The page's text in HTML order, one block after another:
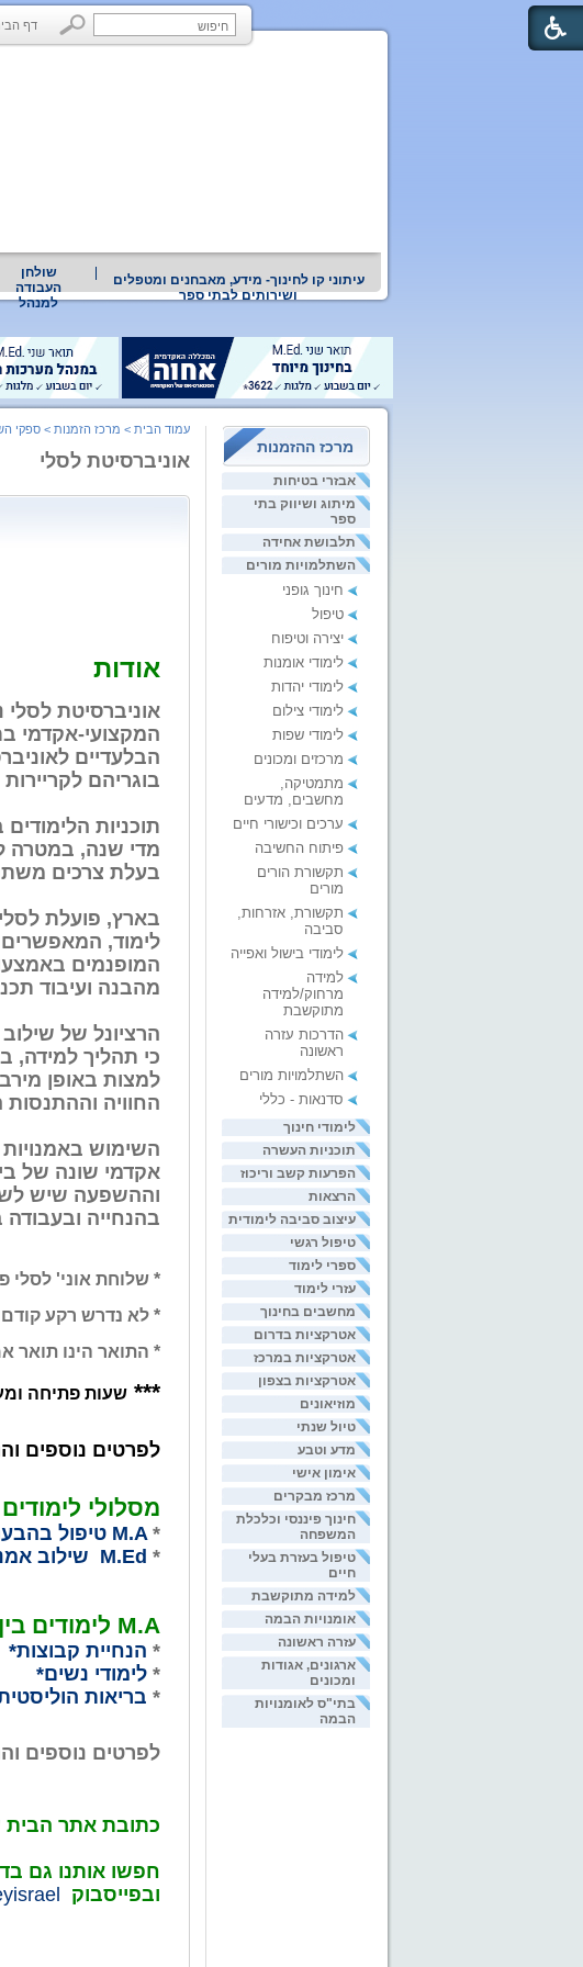
דף
עיתוני קו לחינוך- מידע, מאבחנים ומטפלים
ושירותים לבתי ספר
שולחן
העבודה
למנהל
מרכז ההזמנות
אבזרי בטיחות
מיתוג ושיווק בתי
ספר
תלבושת אחידה
השתלמויות מורים
חינוך גופני
טיפול
יצירה וטיפוח
לימודי אומנות
לימודי יהדות
לימודי צילום
לימודי שפות
מרכזים ומכונים
מתמטיקה,
מחשבים, מדעים
ערכים וכישורי חיים
פיתוח החשיבה
תקשורת הורים
מורים
תקשורת, אזרחות,
סביבה
לימודי בישול ואפייה
למידה
מרחוק/למידה
מתוקשבת
הדרכות עזרה
ראשונה
השתלמויות מורים
סדנאות - כללי
לימודי חינוך
תוכניות העשרה
הפרעות קשב וריכוז
הרצאות
עיצוב סביבה לימודית
טיפול רגשי
ספרי לימוד
עזרי לימוד
מחשבים בחינוך
אטרקציות בדרום
אטרקציות במרכז
אטרקציות בצפון
מוזיאונים
טיול שנתי
מדע וטבע
אימון אישי
מרכז מבקרים
חינוך פיננסי וכלכלת
המשפחה
טיפול בעזרת בעלי
חיים
למידה מתוקשבת
אומנויות הבמה
עזרה ראשונה
ארגונים, אגודות
ומכונים
בתי"ס לאומנויות
הבמה
עמוד הבית > מרכז הזמנות > ספקי
אוניברסיטת לסלי
אודות
המקצועי-אקדמי
הבלעדיים
בוגריהם
תוכניות
מדי שנה, במטרה
בעלת צרכים
לימוד, המאפשרים
המופנמים
מהבנה ועיבוד
הרציונל של
כי תהליך למידה,
למצות באופן
החוויה
השימוש
אקדמי שונה של
וההשפעה שיש
בהנחייה ובעבודה
* שלוחת אוני' לסלי
* לא נדרש רקע קודם
* התואר הינו תואר
***שעות פתיחה ומענה
לפרטים נוספים
מסלולי
*
M.A טיפול
*
M.Ed שילוב
M.A לימודים
* הנחיית קבוצות*
*לימודי נשים*
* בריאות
לפרטים נוספים
כתובת אתר הבית
חפשו אותנו גם
ובפייסבוק